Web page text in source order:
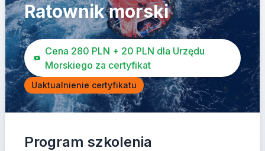
Ratownik morski
Cena 280 PLN + 20 PLN dla Urzędu
Morskiego za certyfikat
Uaktualnienie certyfikatu
Program szkolenia